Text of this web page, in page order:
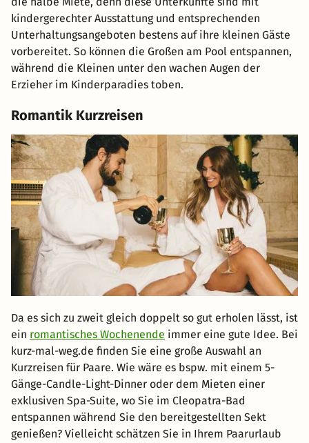
kindergerechter Ausstattung und entsprechenden
Unterhaltungsangeboten bestens auf ihre kleinen Gäste
vorbereitet. So können die Großen am Pool entspannen,
während die Kleinen unter den wachen Augen der
Erzieher im Kinderparadies toben.
Romantik Kurzreisen
Da es sich zu zweit gleich doppelt so gut erholen lässt, ist
ein romantisches Wochenende immer eine gute Idee. Bei
kurz-mal-weg.de finden Sie eine große Auswahl an
Kurzreisen für Paare. Wie wäre es bspw. mit einem 5-
Gänge-Candle-Light-Dinner oder dem Mieten einer
exklusiven Spa-Suite, wo Sie im Cleopatra-Bad
entspannen während Sie den bereitgestellten Sekt
genießen? Vielleicht schätzen Sie in Ihrem Paarurlaub